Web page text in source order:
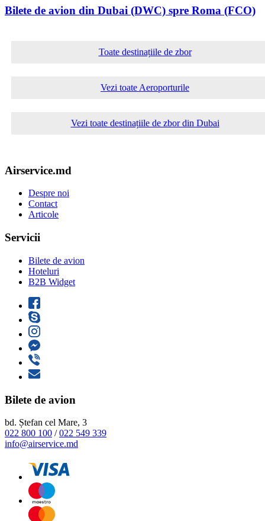
Bilete de avion din Dubai (DWC) spre Roma (FCO)
Toate destinațiile de zbor
Vezi toate Aeroporturile
Vezi toate destinațiile de zbor din Dubai
Airservice.md
Despre noi
Contact
Articole
Servicii
Bilete de avion
Hoteluri
B2B Widget
Bilete de avion
bd. Ștefan cel Mare, 3
022 800 100 /022 549 339
info@airservice.md